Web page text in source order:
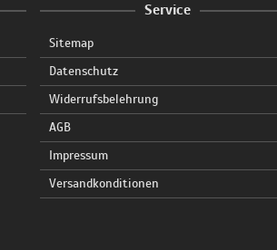
Service
Sitemap
Datenschutz
Widerrufsbelehrung
AGB
Impressum
Versandkonditionen